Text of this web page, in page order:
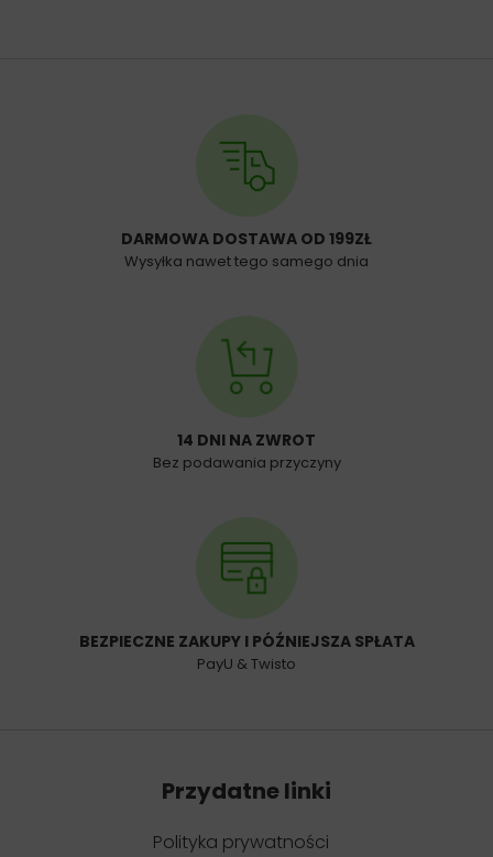
DARMOWA DOSTAWA OD 199ZŁ
Wysyłka nawet tego samego dnia
14 DNI NA ZWROT
Bez podawania przyczyny
BEZPIECZNE ZAKUPY I PÓŹNIEJSZA SPŁATA
PayU & Twisto
Przydatne linki
Polityka prywatności